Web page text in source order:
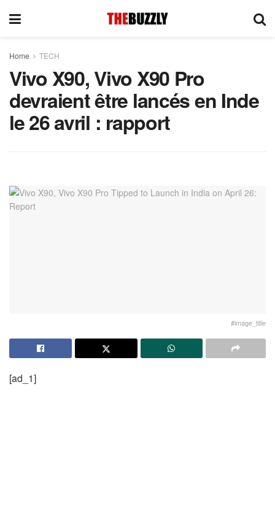
Home TECH
Vivo X90, Vivo X90 Pro
devraient être lancés en Inde
le 26 avril : rapport
#image_title
[ad_1]